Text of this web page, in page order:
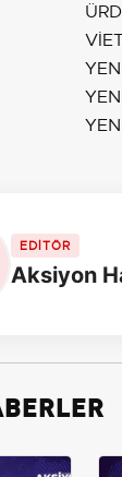
EDİTÖR
Aksiyon